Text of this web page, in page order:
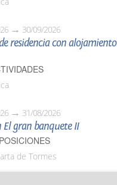
30/09/2026
residencia con
31/08/2026
El gran banquete II
de Tormes